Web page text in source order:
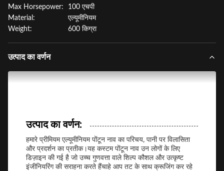
Max Horsepower:
100 एचपी
Material:
एल्यूमीनियम
Weight:
600 किग्रा
उत्पाद का वर्णन
उत्पाद का वर्णन:
हमारे प्रीमियम एल्यूमीनियम पोंटून नाव का परिचय, पानी पर विलासिता
और प्रदर्शन का प्रतीक।यह कस्टम पोंटून नाव उन लोगों के लिए
डिज़ाइन की गई है जो उच्च गुणवत्ता वाले शिल्प कौशल और उत्कृष्ट
इंजीनियरिंग की सराहना करते हैंचाहे आप तट के साथ क्रूजिंग कर रहे